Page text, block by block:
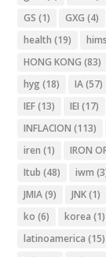
GS (1) GXG (4)
health (19) hims
HONG KONG (83)
hyg (18) IA(57)
IEF(13) IEI (17)
INFLACION (113)
iren (1) IRON
Itub (48) iwm
JMIA(9) JNK(1)
ko (6) korea (1)
latinoamerica (15)